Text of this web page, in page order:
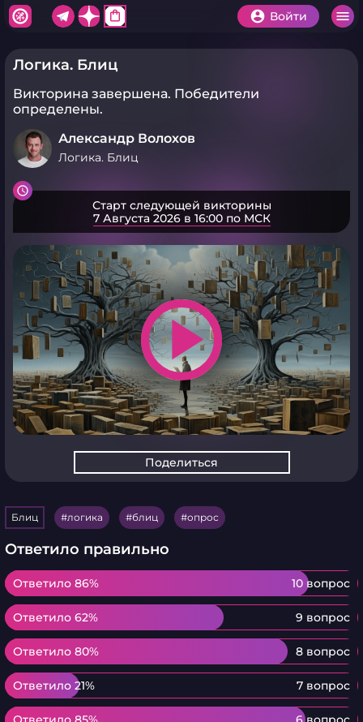
shopping_bag Войти
Логика. Блиц
Викторина завершена. Победители
определены.
Александр Волохов
Логика. Блиц
Старт следующей викторины
7 Августа 2026 в 16:00 по МСК
play_arrow
Поделиться
Блиц логика блиц опрос
Ответило правильно
Ответило 86% 10 вопрос
Ответило 86%
Ответило 62% 9 вопрос
Ответило 62%
Ответило 80% 8 вопрос
Ответило 80%
Ответило 21% 7 вопрос
Ответило 21%